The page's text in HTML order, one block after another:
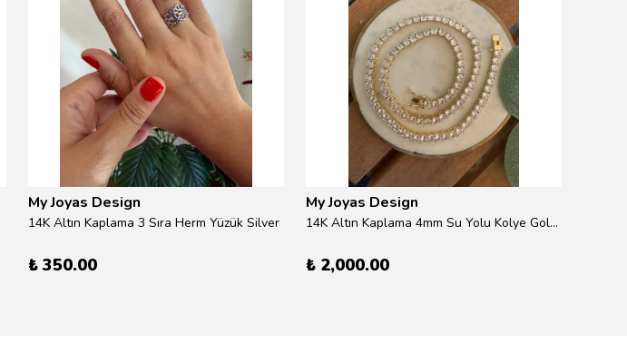
My Joyas Design
14K Altın Kaplama 3 Sıra Herm Yüzük Silver
₺ 350.00
My Joyas Design
14K Altın Kaplama 4mm Su Yolu Kolye Gold 41cm
₺ 2,000.00